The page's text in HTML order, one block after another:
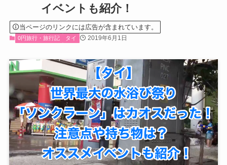
イベントも紹介！
当ページのリンクには広告が含まれています。
0円旅行・旅行記 タイ 2019年6月1日